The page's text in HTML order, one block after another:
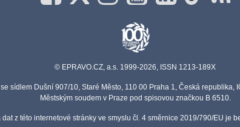
© EPRAVO.CZ, a.s. 1999-2026, ISSN 1213-189X
sídlem Dušní 907/10, Staré Město, 110 00 Praha 1, Česká
Městským soudem v Praze pod spisovou značkou B 6510.
z této internetové stránky ve smyslu čl. 4 směrnice 2019/790/EU je